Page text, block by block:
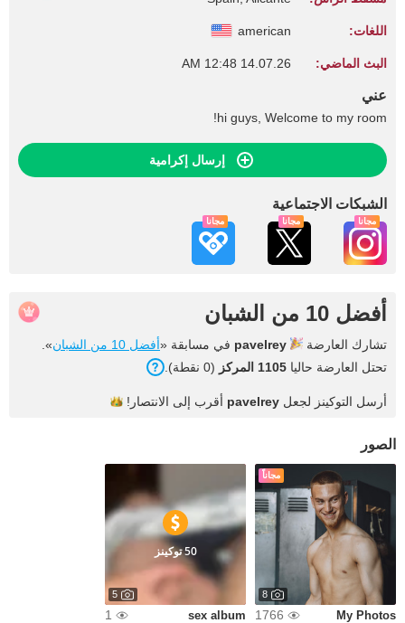
اللغات: american
البث الماضي: 14.07.26 12:48 AM
عني
hi guys, Welcome to my room!
إرسال إكرامية
الشبكات الاجتماعية
مجاناً مجاناً مجاناً
أفضل 10 من الشبان
تشارك العارضة pavelrey في مسابقة «أفضل 10 من الشبان
».
تحتل العارضة حاليا 1105 المركز (0 نقطة).
أرسل التوكينز لجعل pavelrey أقرب إلى الانتصار!
الصور
مجاناً
8
My Photos
1766
50 توكينز
5
sex album
1